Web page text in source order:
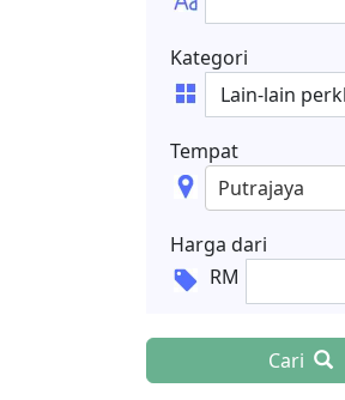
Kategori
Tempat
Putrajaya
Harga dari
RM
Cari